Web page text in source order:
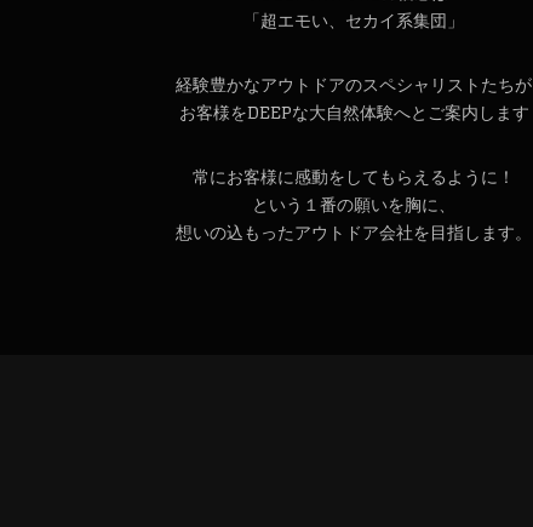
「超エモい、セカイ系集団」
経験豊かなアウトドアのスペシャリストたちが
お客様をDEEPな大自然体験へとご案内します
常にお客様に感動をしてもらえるように！
という１番の願いを胸に、
想いの込もったアウトドア会社を目指します。